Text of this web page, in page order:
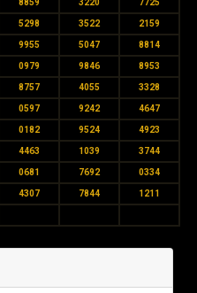
8859 3220 7725
5298 3522 2159
9955 5047 8814
0979 9846 8953
8757 4055 3328
0597 9242 4647
0182 9524 4923
4463 1039 3744
0681 7692 0334
4307 7844 1211